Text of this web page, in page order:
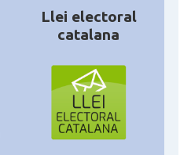
Llei electoral
catalana